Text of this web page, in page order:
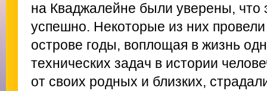
на Кваджалейне были уверены, что
успешно. Некоторые из них
острове годы, воплощая в жизнь
технических задач в истории
от своих родных и близких,